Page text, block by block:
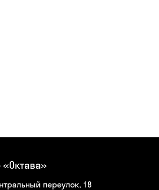
«Октава»
переулок, 18